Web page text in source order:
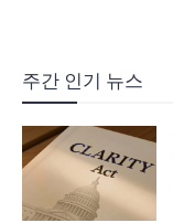
주간 인기 뉴스